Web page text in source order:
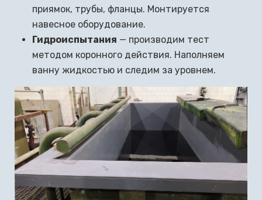
приямок, трубы, фланцы. Монтируется
навесное оборудование.
Гидроиспытания — производим тест
методом коронного действия. Наполняем
ванну жидкостью и следим за уровнем.